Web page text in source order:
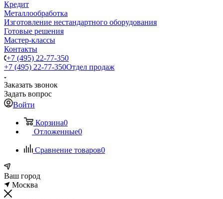
Кредит
Металлообработка
Изготовление нестандартного оборудования
Готовые решения
Мастер-классы
Контакты
+7 (495) 22-77-350
+7 (495) 22-77-350Отдел продаж
Заказать звонок
Задать вопрос
Войти
Корзина0
Отложенные0
Сравнение товаров0
Ваш город
Москва